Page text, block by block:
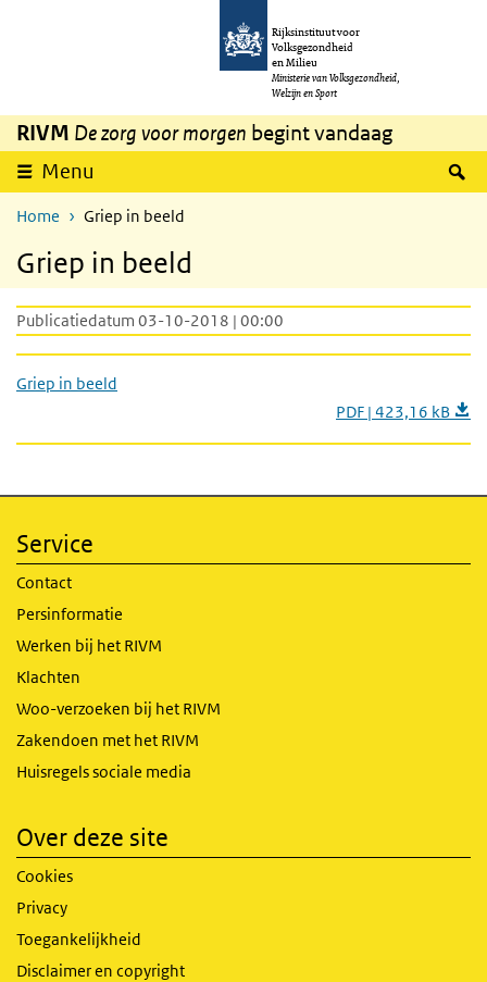
Overslaan en naar de inhoud gaan
Rijksinstituut voor
Volksgezondheid
en Milieu
Ministerie van Volksgezondheid,
Welzijn en Sport
RIVM De zorg voor morgen begint vandaag
Menu
Home Griep in beeld
Griep in beeld
Publicatiedatum 03-10-2018 | 00:00
Griep in beeld
PDF | 423,16 kB
Service
Contact
Persinformatie
Werken bij het RIVM
Klachten
Woo-verzoeken bij het RIVM
Zakendoen met het RIVM
Huisregels sociale media
Over deze site
Cookies
Privacy
Toegankelijkheid
Disclaimer en copyright